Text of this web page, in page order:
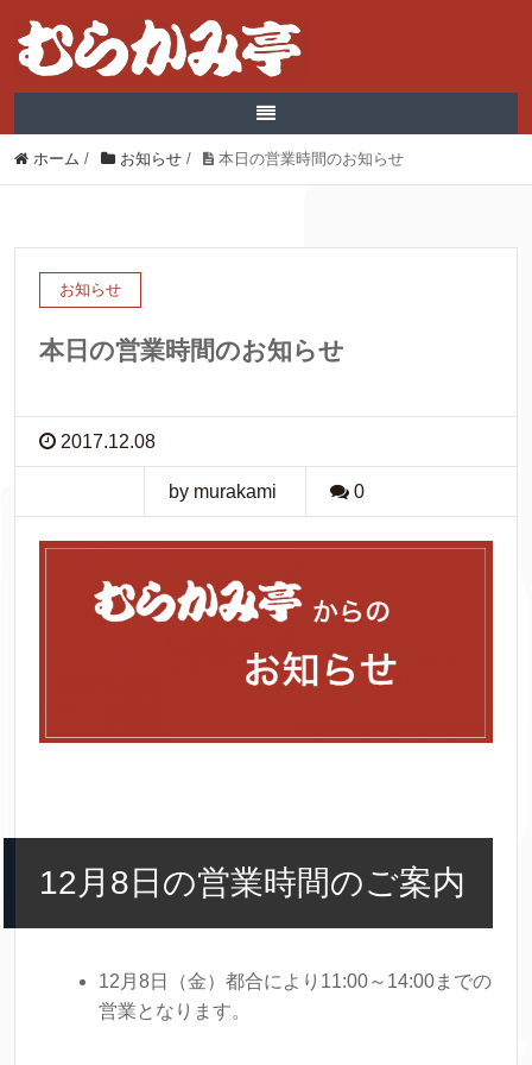
ホーム / お知らせ / 本日の営業時間のお知らせ
お知らせ
本日の営業時間のお知らせ
2017.12.08
by murakami 0
12月8日の営業時間のご案内
12月8日（金）都合により11:00～14:00までの
営業となります。